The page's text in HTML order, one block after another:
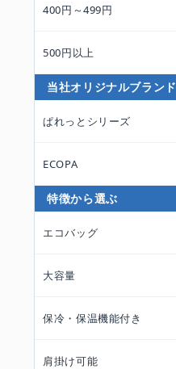
400円～499円
500円以上
当社オリジナルブランド
ぱれっとシリーズ
ECOPA
特徴から選ぶ
エコバッグ
大容量
保冷・保温機能付き
肩掛け可能